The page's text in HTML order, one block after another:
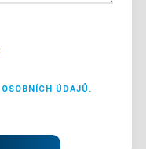
OSOBNÍCH ÚDAJŮ .